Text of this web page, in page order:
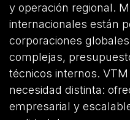
y operación regional.
internacionales están
corporaciones
complejas,
técnicos internos.
necesidad distinta:
empresarial y